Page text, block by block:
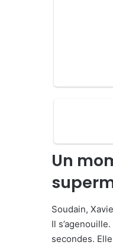
Un
Soudain,
Il
secondes.